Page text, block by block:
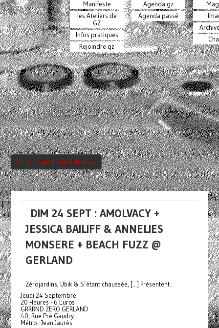
Manifeste
les Ateliers de
GZ
Infos pratiques
Rejoindre gz
Agenda gz
Agenda passé
Nous Soutenir Via HelloAsso
DIM 24 SEPT : AMOLVACY +
JESSICA BAILIFF & ANNELIES
MONSERE + BEACH FUZZ @
GERLAND
Zérojardins, Ubik & S’étant chaussée, [...] Présentent :
Jeudi 24 Septembre
20 Heures - 6 Euros
GRRRND ZERO GERLAND
40, Rue Pré Gaudry
Métro : Jean Jaurès